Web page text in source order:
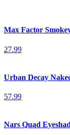
Max Factor
27.99
Urban Decay
57.99
Nars Quad